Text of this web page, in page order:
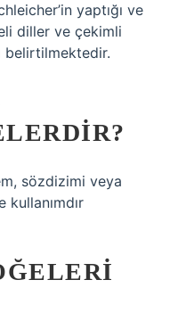
yaptığı ve
diller ve çekimli
belirtilmektedir.
sözdizimi veya